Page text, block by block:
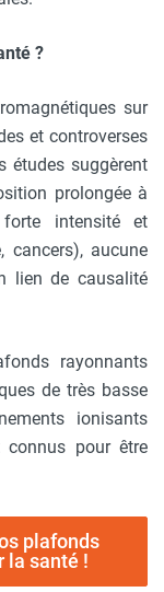
?
sur
et controverses
études suggèrent
prolongée à
forte intensité et
cancers), aucune
lien de causalité
rayonnants
de très basse
ionisants
pour être
plafonds
la santé !